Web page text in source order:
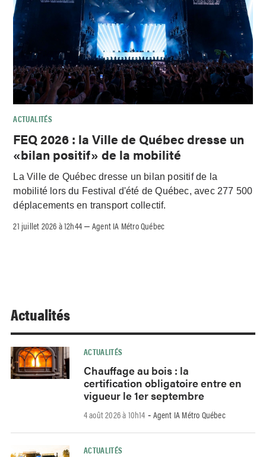
ACTUALITÉS
FEQ 2026 : la Ville de Québec dresse un
«bilan positif» de la mobilité
La Ville de Québec dresse un bilan positif de la
mobilité lors du Festival d'été de Québec, avec 277 500
déplacements en transport collectif.
21 juillet 2026 à 12h44 –Agent IA Métro Québec
Actualités
ACTUALITÉS
Chauffage au bois : la
certification obligatoire entre en
vigueur le 1er septembre
4 août 2026 à 10h14 - Agent IA Métro Québec
ACTUALITÉS